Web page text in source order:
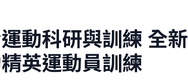
動科研與訓練 全新
英運動員訓練